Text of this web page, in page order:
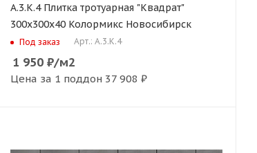
А.3.К.4 Плитка тротуарная "Квадрат"
300х300х40 Колормикс Новосибирск
Под заказ Арт.: А.3.К.4
1 950₽/м2
Цена за 1 поддон 37 908 ₽